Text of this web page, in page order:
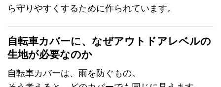
ら守りやすくするために作られています。
自転車カバーに、なぜアウトドアレベルの
生地が必要なのか
自転車カバーは、雨を防ぐもの。